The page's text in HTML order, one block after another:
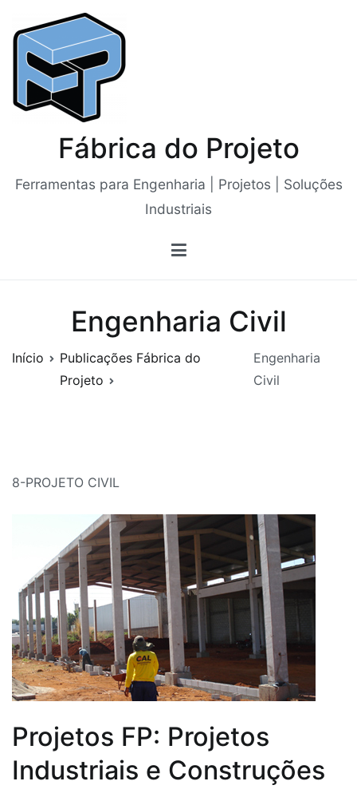
para
conteúdo
Fábrica do Projeto
Ferramentas para Engenharia | Projetos | Soluções
Industriais
Engenharia Civil
Início
Publicações Fábrica do
Projeto
Engenharia
Civil
8-PROJETO CIVIL
Projetos FP: Projetos
Industriais e Construções